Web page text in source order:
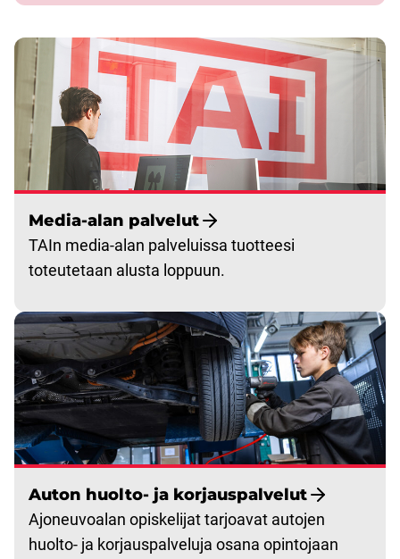
Media-alan palvelut
TAIn media-alan palveluissa tuotteesi
toteutetaan alusta loppuun.
Auton huolto- ja korjauspalvelut
Ajoneuvoalan opiskelijat tarjoavat autojen
huolto- ja korjauspalveluja osana opintojaan